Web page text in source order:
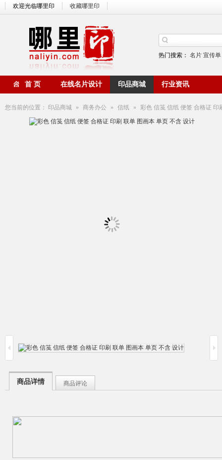
欢迎光临哪里印 收藏哪里印
热门搜索： 名片 宣传单
首 页 在线名片设计 印品商城 行业资讯
您当前的位置： 印品商城 » 商务办公 » 信纸 » 彩色 信笺 信纸 便签 合格证 印
商品详情 商品评论